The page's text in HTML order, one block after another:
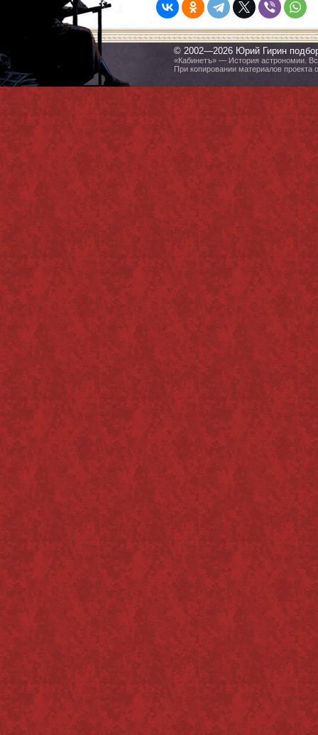
© 2002—2026 Юрий Гирин
«Кабинетъ» — История астрономии.
При копировании материалов проекта